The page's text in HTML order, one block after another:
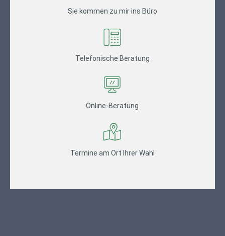
Sie kommen zu mir ins Büro
Telefonische Beratung
Online-Beratung
Termine am Ort Ihrer Wahl